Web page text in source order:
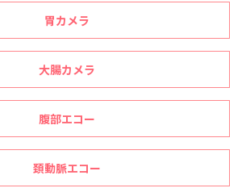
胃カメラ
大腸カメラ
腹部エコー
頚動脈エコー